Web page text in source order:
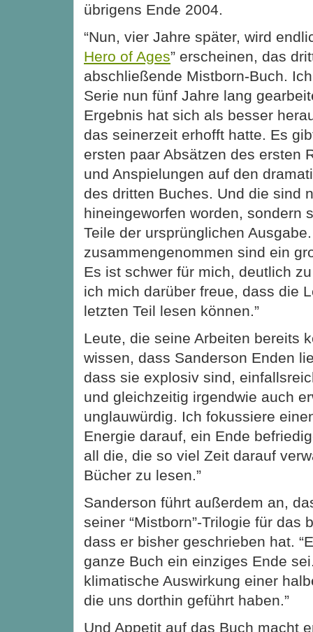
übrigens Ende 2004.
“Nun, vier Jahre später, wird
Hero of Ages” erscheinen, das
abschließende Mistborn-Buch.
Serie nun fünf Jahre lang
Ergebnis hat sich als besser
das seinerzeit erhofft hatte. Es
ersten paar Absätzen des ersten
und Anspielungen auf den
des dritten Buches. Und die sind
hineingeworfen worden, sondern
Teile der ursprünglichen
zusammengenommen sind ein
Es ist schwer für mich, deutlich
ich mich darüber freue, dass die
letzten Teil lesen können.”
Leute, die seine Arbeiten bereits
wissen, dass Sanderson Enden
dass sie explosiv sind,
und gleichzeitig irgendwie auch
unglauwürdig. Ich fokussiere
Energie darauf, ein Ende
all die, die so viel Zeit darauf
Bücher zu lesen.”
Sanderson führt außerdem an,
seiner “Mistborn”-Trilogie für das
dass er bisher geschrieben hat.
ganze Buch ein einziges Ende
klimatische Auswirkung einer
die uns dorthin geführt haben.”
Und Appetit auf das Buch macht